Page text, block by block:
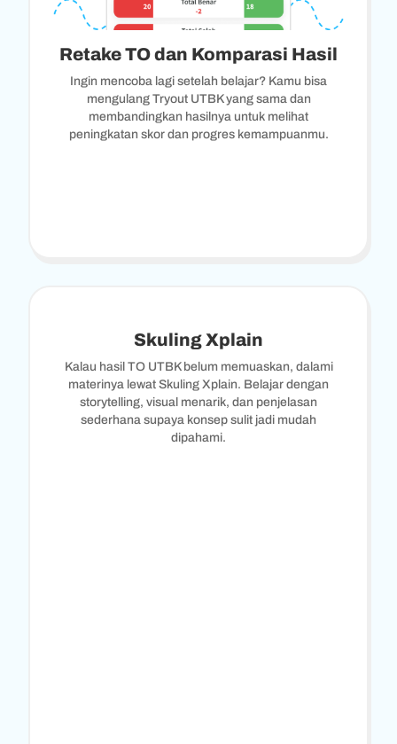
Retake TO dan Komparasi Hasil
Ingin mencoba lagi setelah belajar? Kamu bisa
mengulang Tryout UTBK yang sama dan
membandingkan hasilnya untuk melihat
peningkatan skor dan progres kemampuanmu.
Skuling Xplain
Kalau hasil TO UTBK belum memuaskan, dalami
materinya lewat Skuling Xplain. Belajar dengan
storytelling, visual menarik, dan penjelasan
sederhana supaya konsep sulit jadi mudah
dipahami.